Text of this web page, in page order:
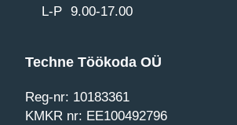
L-P 9.00-17.00
Techne Töökoda OÜ
Reg-nr: 10183361
KMKR nr: EE100492796